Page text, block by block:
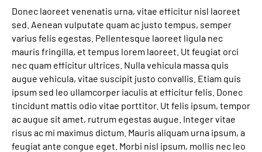
Donec laoreet venenatis urna, vitae efficitur nisl laoreet
sed. Aenean vulputate quam ac justo tempus, semper
varius felis egestas. Pellentesque laoreet ligula nec
mauris fringilla, et tempus lorem laoreet. Ut feugiat orci
nec quam efficitur ultrices. Nulla vehicula massa quis
augue vehicula, vitae suscipit justo convallis. Etiam quis
ipsum sed leo ullamcorper iaculis at efficitur felis. Donec
tincidunt mattis odio vitae porttitor. Ut felis ipsum, tempor
ac augue sit amet, rutrum egestas augue. Integer vitae
risus ac mi maximus dictum. Mauris aliquam urna ipsum, a
feugiat ante congue eget. Morbi nisl ipsum, mollis nec leo